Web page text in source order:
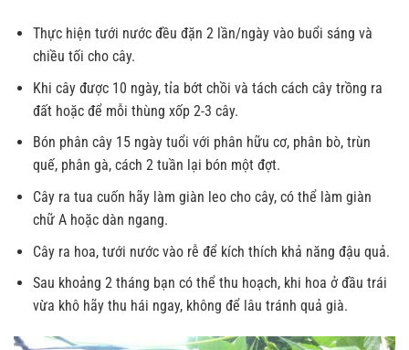
Thực hiện tưới nước đều đặn 2 lần/ngày vào buổi sáng và
chiều tối cho cây.
Khi cây được 10 ngày, tỉa bớt chồi và tách cách cây trồng ra
đất hoặc để mỗi thùng xốp 2-3 cây.
Bón phân cây 15 ngày tuổi với phân hữu cơ, phân bò, trùn
quế, phân gà, cách 2 tuần lại bón một đợt.
Cây ra tua cuốn hãy làm giàn leo cho cây, có thể làm giàn
chữ A hoặc dàn ngang.
Cây ra hoa, tưới nước vào rễ để kích thích khả năng đậu quả.
Sau khoảng 2 tháng bạn có thể thu hoạch, khi hoa ở đầu trái
vừa khô hãy thu hái ngay, không để lâu tránh quả già.